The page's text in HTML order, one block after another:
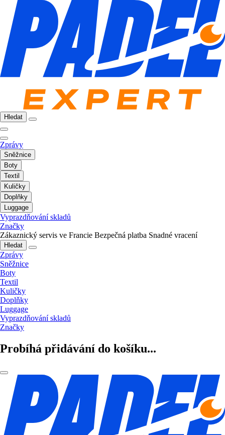
Hledat
Zprávy
Sněžnice
Boty
Textil
Kuličky
Doplňky
Luggage
Vyprazdňování skladů
Značky
Zákaznický servis ve Francie Bezpečná platba Snadné vracení
Hledat
Zprávy
Sněžnice
Boty
Textil
Kuličky
Doplňky
Luggage
Vyprazdňování skladů
Značky
Probíhá přidávání do košíku...